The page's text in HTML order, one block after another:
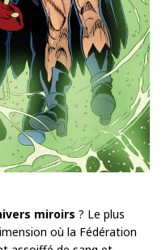
miroirs ? Le plus
où la Fédération